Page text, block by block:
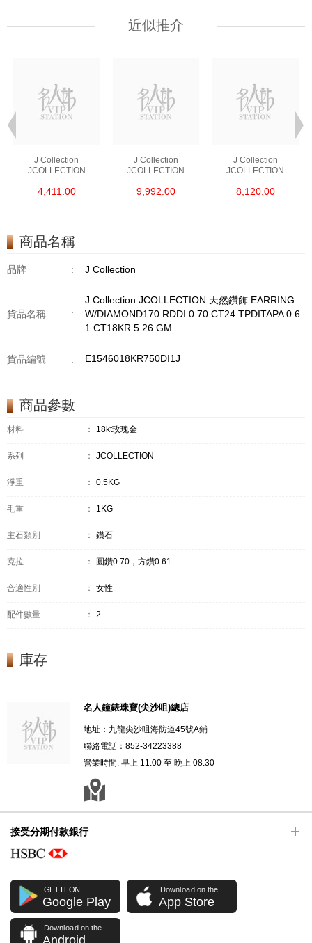
近似推介
J Collection
JCOLLECTION
RDDI 0.48 CT18KR
4,411.00
J Collection
JCOLLECTION
RDDI 1.34 CT18KW
9,992.00
J Collection
JCOLLECTION
W/DIAMOND 7
8,120.00
商品名稱
品牌 : J Collection
貨品名稱 :
J Collection JCOLLECTION 天然鑽飾 EARRING
W/DIAMOND170 RDDI 0.70 CT24 TPDITAPA 0.6
1 CT18KR 5.26 GM
貨品編號 : E1546018KR750DI1J
商品參數
材料 ： 18kt玫瑰金
系列 ： JCOLLECTION
淨重 ： 0.5KG
毛重 ： 1KG
主石類別 ： 鑽石
克拉 ： 圓鑽0.70，方鑽0.61
合適性別 ： 女性
配件數量 ： 2
庫存
名人鐘錶珠寶(尖沙咀)總店
地址：九龍尖沙咀海防道45號A鋪
聯絡電話：852-34223388
營業時間: 早上 11:00 至 晚上 08:30
接受分期付款銀行
GET IT ON
Google Play
Download on the
App Store
Download on the
Android